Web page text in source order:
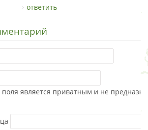
ответить
поля является приватным и не